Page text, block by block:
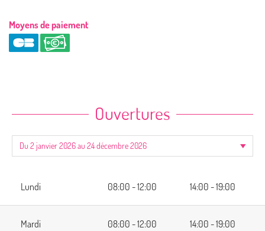
Moyens de paiement
Ouvertures
Lundi 08:00 - 12:00 14:00 - 19:00
Mardi 08:00 - 12:00 14:00 - 19:00